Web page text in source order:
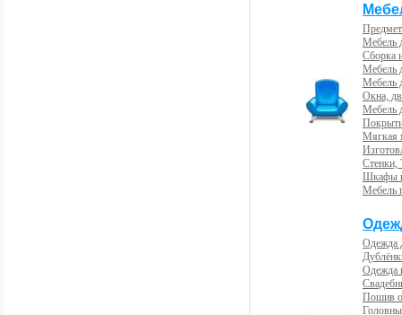
Мебель
Сборка
Мебель
Мебель
Окна,
Мебель
Мягкая
Стенки,
Шкафы
Мебель
Одежда
Одежда
Пошив